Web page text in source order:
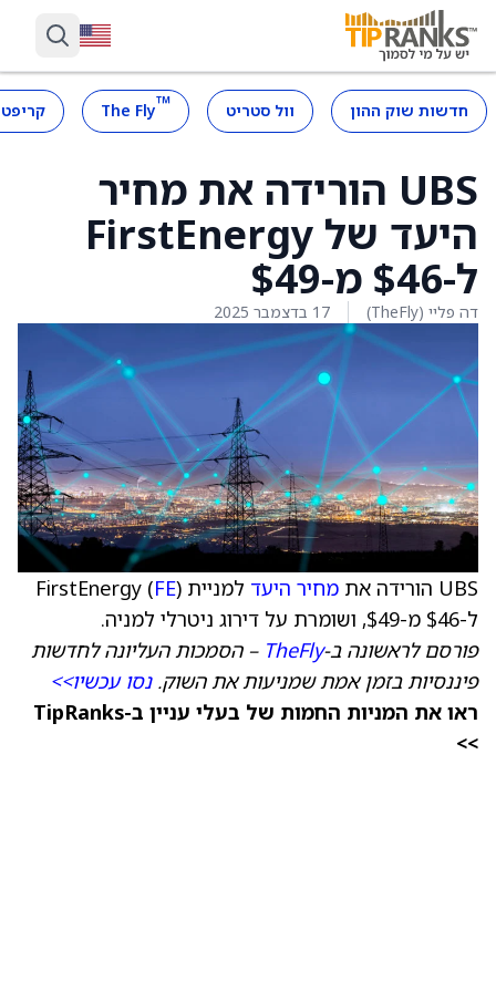
חדשות שוק ההון וול סטריט ™
The Fly
UBS הורידה את מחיר
היעד של FirstEnergy
ל-$46 מ-$49
דה פליי (TheFly) 17 בדצמבר 2025
UBS הורידה את מחיר היעד למניית FirstEnergy ( FE)
ל-$46 מ-$49, ושומרת על דירוג ניטרלי למניה.
פורסם לראשונה ב-TheFly – הסמכות העליונה לחדשות
פיננסיות בזמן אמת שמניעות את השוק.נסו עכשיו>>
ראו את המניות החמות של בעלי עניין ב-TipRanks
>>